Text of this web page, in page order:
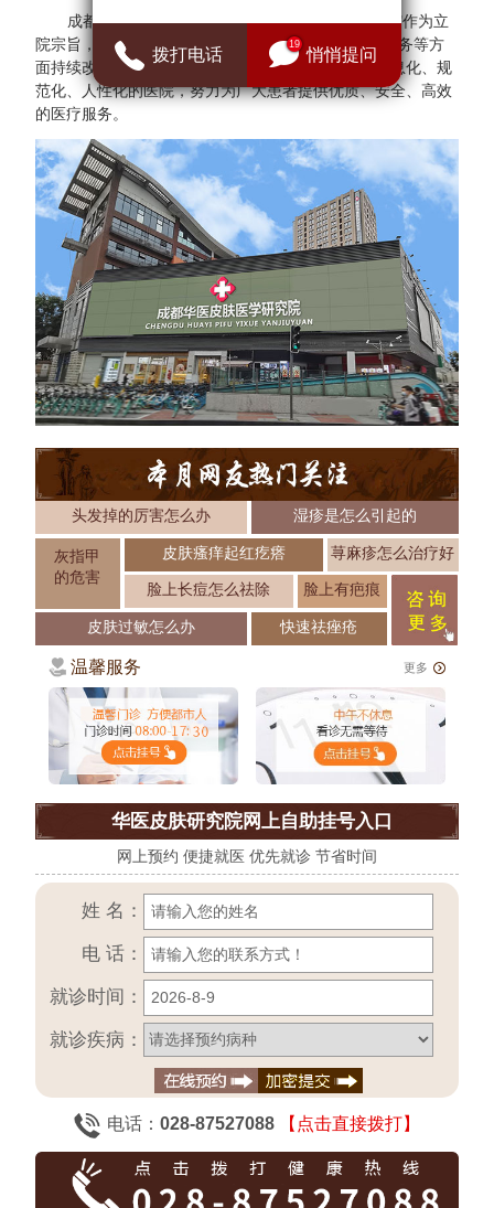
成都华医皮肤研究院始终把"群众满意、患者放心"作为立
院宗旨，并借鉴医院JCI认证标准，在医疗、管理、服务等方
面持续改进，全面建设现代化、科学化、标准化、信息化、规
范化、人性化的医院，努力为广大患者提供优质、安全、高效
的医疗服务。
头发掉的厉害怎么办 湿疹是怎么引起的
灰指甲
的危害
皮肤瘙痒起红疙瘩 荨麻疹怎么治疗好
脸上长痘怎么祛除 脸上有疤痕
皮肤过敏怎么办 快速祛痤疮
温馨服务 更多
华医皮肤研究院网上自助挂号入口
网上预约 便捷就医 优先就诊 节省时间
姓 名：
电 话：
就诊时间：
就诊疾病：
电话： 028-87527088 【点击直接拨打】
拨打电话
19
悄悄提问